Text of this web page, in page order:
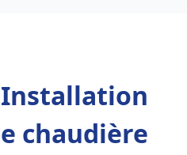
chaudière